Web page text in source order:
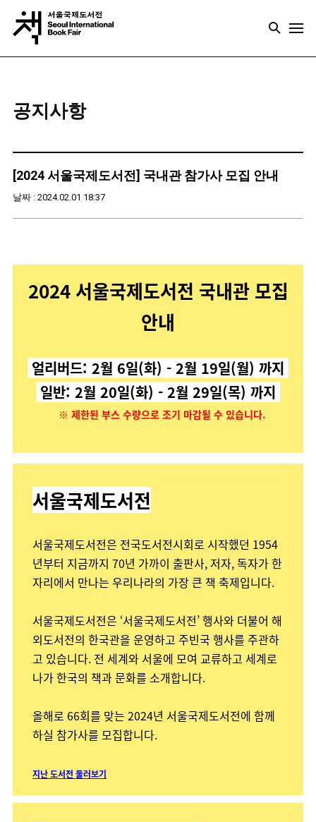
공지사항
[2024 서울국제도서전] 국내관 참가사 모집 안내
날짜 : 2024.02.01 18:37
2024 서울국제도서전 국내관 모집
안내
얼리버드: 2월 6일(화) - 2월 19일(월) 까지
일반: 2월 20일(화) - 2월 29일(목) 까지
※ 제한된 부스 수량으로 조기 마감될 수 있습니다.
서울국제도서전
서울국제도서전은 전국도서전시회로 시작했던 1954
년부터 지금까지 70년 가까이 출판사, 저자, 독자가 한
자리에서 만나는 우리나라의 가장 큰 책 축제입니다.
서울국제도서전은 ‘서울국제도서전’ 행사와 더불어 해
외도서전의 한국관을 운영하고 주빈국 행사를 주관하
고 있습니다. 전 세계와 서울에 모여 교류하고 세계로
나가 한국의 책과 문화를 소개합니다.
올해로 66회를 맞는 2024년 서울국제도서전에 함께
하실 참가사를 모집합니다.
지난 도서전 둘러보기